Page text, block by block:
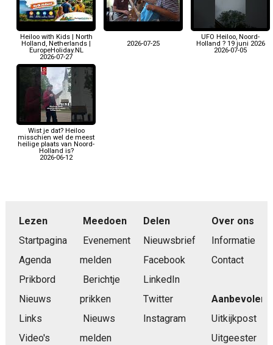
Heiloo with Kids | North
Holland, Netherlands |
EuropeHoliday.NL
2026-07-27
2026-07-25
UFO Heiloo, Noord-
Holland ? 19 juni 2026
2026-07-05
Wist je dat? Heiloo
misschien wel de meest
heilige plaats van Noord-
Holland is?
2026-06-12
Lezen
Startpagina
Agenda
Prikbord
Nieuws
Links
Video's
Meedoen
Evenement
melden
Berichtje
prikken
Nieuws
melden
Delen
Nieuwsbrief
Facebook
LinkedIn
Twitter
Instagram
Over ons
Informatie
Contact
Aanbevolen
Uitkijkpost
Uitgeester